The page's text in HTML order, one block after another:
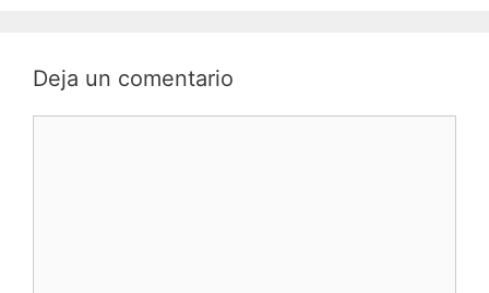
Deja un comentario